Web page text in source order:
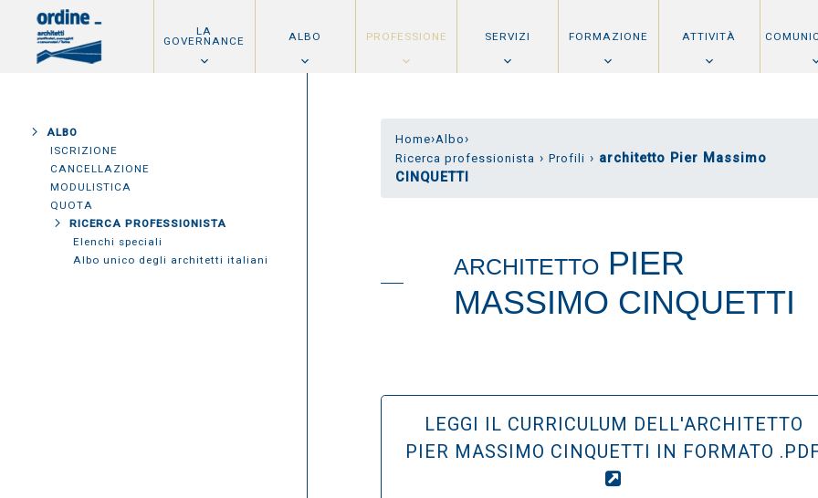
LA
GOVERNANCE ALBO PROFESSIONE SERVIZI FORMAZIONE ATTIVITÀ
ALBO
ISCRIZIONE
CANCELLAZIONE
MODULISTICA
QUOTA
RICERCA PROFESSIONISTA
Elenchi speciali
Albo unico degli architetti italiani
Home›Albo›
Ricerca professionista › Profili › architetto Pier Massimo
CINQUETTI
ARCHITETTO PIER
MASSIMO CINQUETTI
LEGGI IL CURRICULUM DELL'ARCHITETTO
PIER MASSIMO CINQUETTI IN FORMATO